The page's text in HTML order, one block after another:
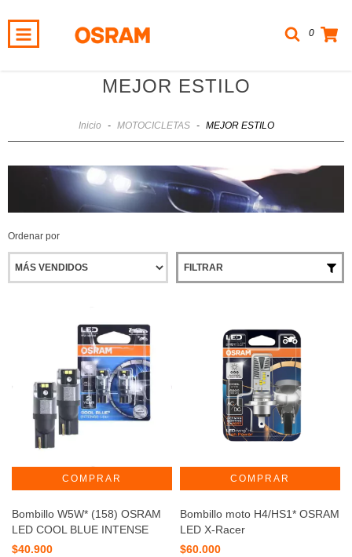
0
MEJOR ESTILO
Inicio - MOTOCICLETAS - MEJOR ESTILO
Ordenar por
FILTRAR
Bombillo W5W* (158) OSRAM
LED COOL BLUE INTENSE
$40.900
Bombillo moto H4/HS1* OSRAM
LED X-Racer
$60.000